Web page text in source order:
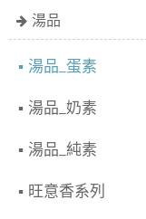
湯品
湯品_蛋素
湯品_奶素
湯品_純素
旺意香系列